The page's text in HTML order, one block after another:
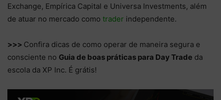
Exchange, Empírica Capital e Universa Investments, além
de atuar no mercado como trader independente.
>>> Confira dicas de como operar de maneira segura e
consciente no Guia de boas práticas para Day Trade da
escola da XP Inc. É grátis!